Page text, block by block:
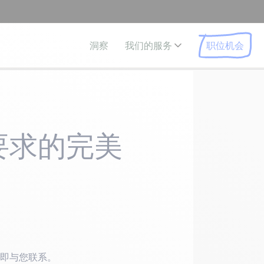
洞察 我们的服务 职位机会
的完美
与您联系。